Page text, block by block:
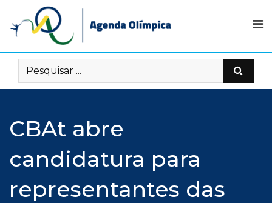
content
CBAt abre
candidatura para
representantes das